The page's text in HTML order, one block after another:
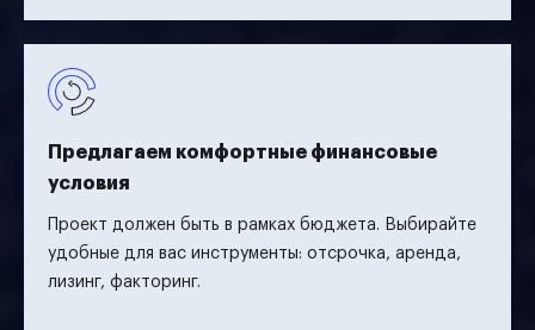
Предлагаем комфортные финансовые
условия
Проект должен быть в рамках бюджета. Выбирайте
удобные для вас инструменты: отсрочка, аренда,
лизинг, факторинг.